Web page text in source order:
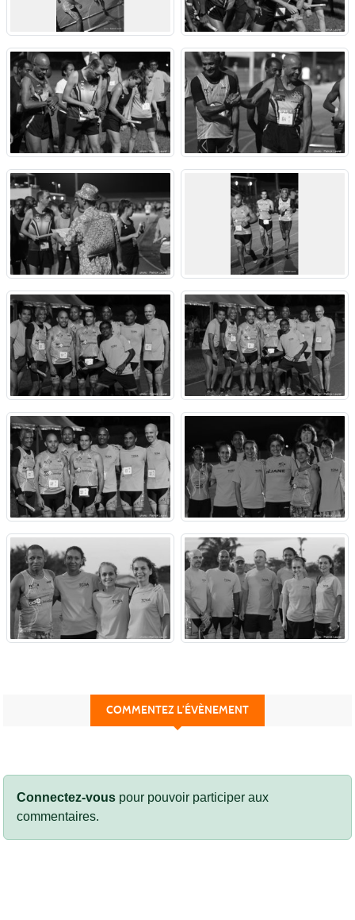
COMMENTEZ L’ÉVÈNEMENT
Connectez-vous pour pouvoir participer aux
commentaires.